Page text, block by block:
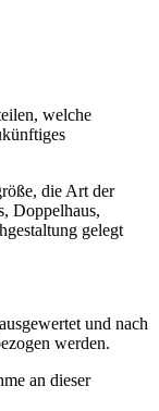
welche
die Art der
Doppelhaus,
gelegt
und nach
werden.
an dieser